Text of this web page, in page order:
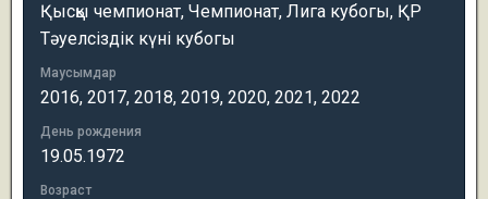
Қысқы чемпионат, Чемпионат, Лига кубогы, ҚР
Тәуелсіздік күні кубогы
Маусымдар
2016, 2017, 2018, 2019, 2020, 2021, 2022
День рождения
19.05.1972
Возраст